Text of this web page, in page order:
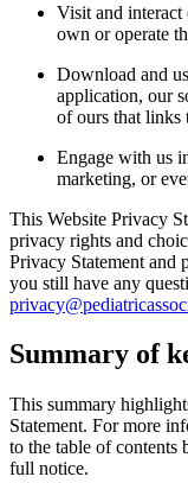
Visit and interact
own or operate
Download and
application, our
of ours that links
Engage with us
marketing, or
This Website Privacy
privacy rights and
Privacy Statement and
you still have any
Summary of
This summary
Statement. For more
to the table of contents
full notice.